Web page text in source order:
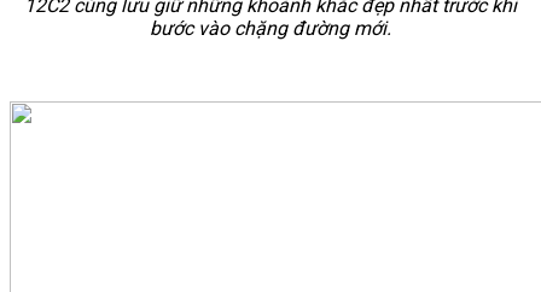
12C2 cùng lưu giữ những khoảnh khắc đẹp nhất trước khi
bước vào chặng đường mới.